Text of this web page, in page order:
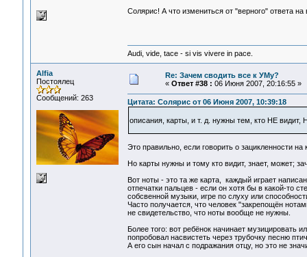
Солярис! А что измениться от "верного" ответа на
Audi, vide, tace - si vis vivere in pace.
Alfia
Постоялец
Сообщений: 263
Re: Зачем сводить все к УМу?
« Ответ #38 : 06 Июня 2007, 20:16:55 »
Цитата: Солярис от 06 Июня 2007, 10:39:18
описания, карты, и т. д. нужны тем, кто НЕ
Это правильно, если говорить о зацикленности на
Но карты нужны и тому кто видит, знает, может;
Вот ноты - это та же карта, каждый играет
отпечатки пальцев - если он хотя бы в какой-то
собсвенной музыки, игре по слуху или
Часто получается, что человек "закрепощён
не свидетельство, что ноты вообще не нужны.
Более того: вот ребёнок начинает музицировать
попробовал насвистеть через трубочку песню
А его сын начал с подражания отцу, но это не